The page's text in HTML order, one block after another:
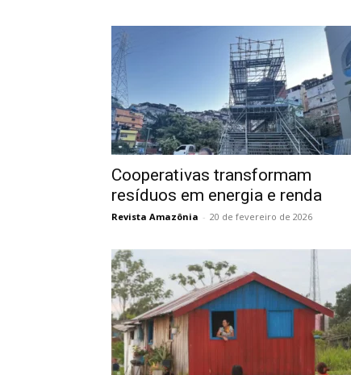
Cooperativas transformam
resíduos em energia e renda
Revista Amazônia - 20 de fevereiro de 2026